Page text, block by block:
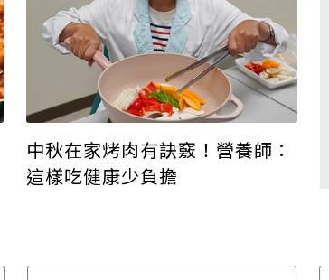
中秋在家烤肉有訣竅！營養師：
這樣吃健康少負擔